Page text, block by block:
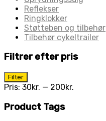
Reflekser
Ringklokker
Støtteben og tilbehør
Tilbehør cykeltrailer
Filtrer efter pris
Mindste
pris
Højeste
pris
Filter
Pris: 30kr. — 200kr.
Product Tags